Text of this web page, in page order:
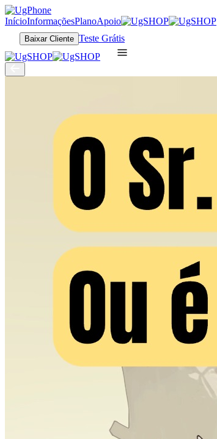
InícioInformaçõesPlanoApoio
Baixar Cliente Teste Grátis